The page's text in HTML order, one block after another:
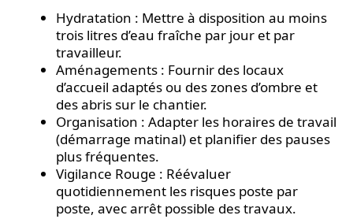
Hydratation : Mettre à disposition au moins
trois litres d’eau fraîche par jour et par
travailleur.
Aménagements : Fournir des locaux
d’accueil adaptés ou des zones d’ombre et
des abris sur le chantier.
Organisation : Adapter les horaires de travail
(démarrage matinal) et planifier des pauses
plus fréquentes.
Vigilance Rouge : Réévaluer
quotidiennement les risques poste par
poste, avec arrêt possible des travaux.